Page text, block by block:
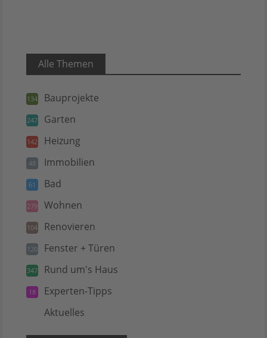
Alle Themen
134 Bauprojekte
247 Garten
142 Heizung
48 Immobilien
61 Bad
279 Wohnen
104 Renovieren
120 Fenster + Türen
347 Rund um's Haus
18 Experten-Tipps
Aktuelles